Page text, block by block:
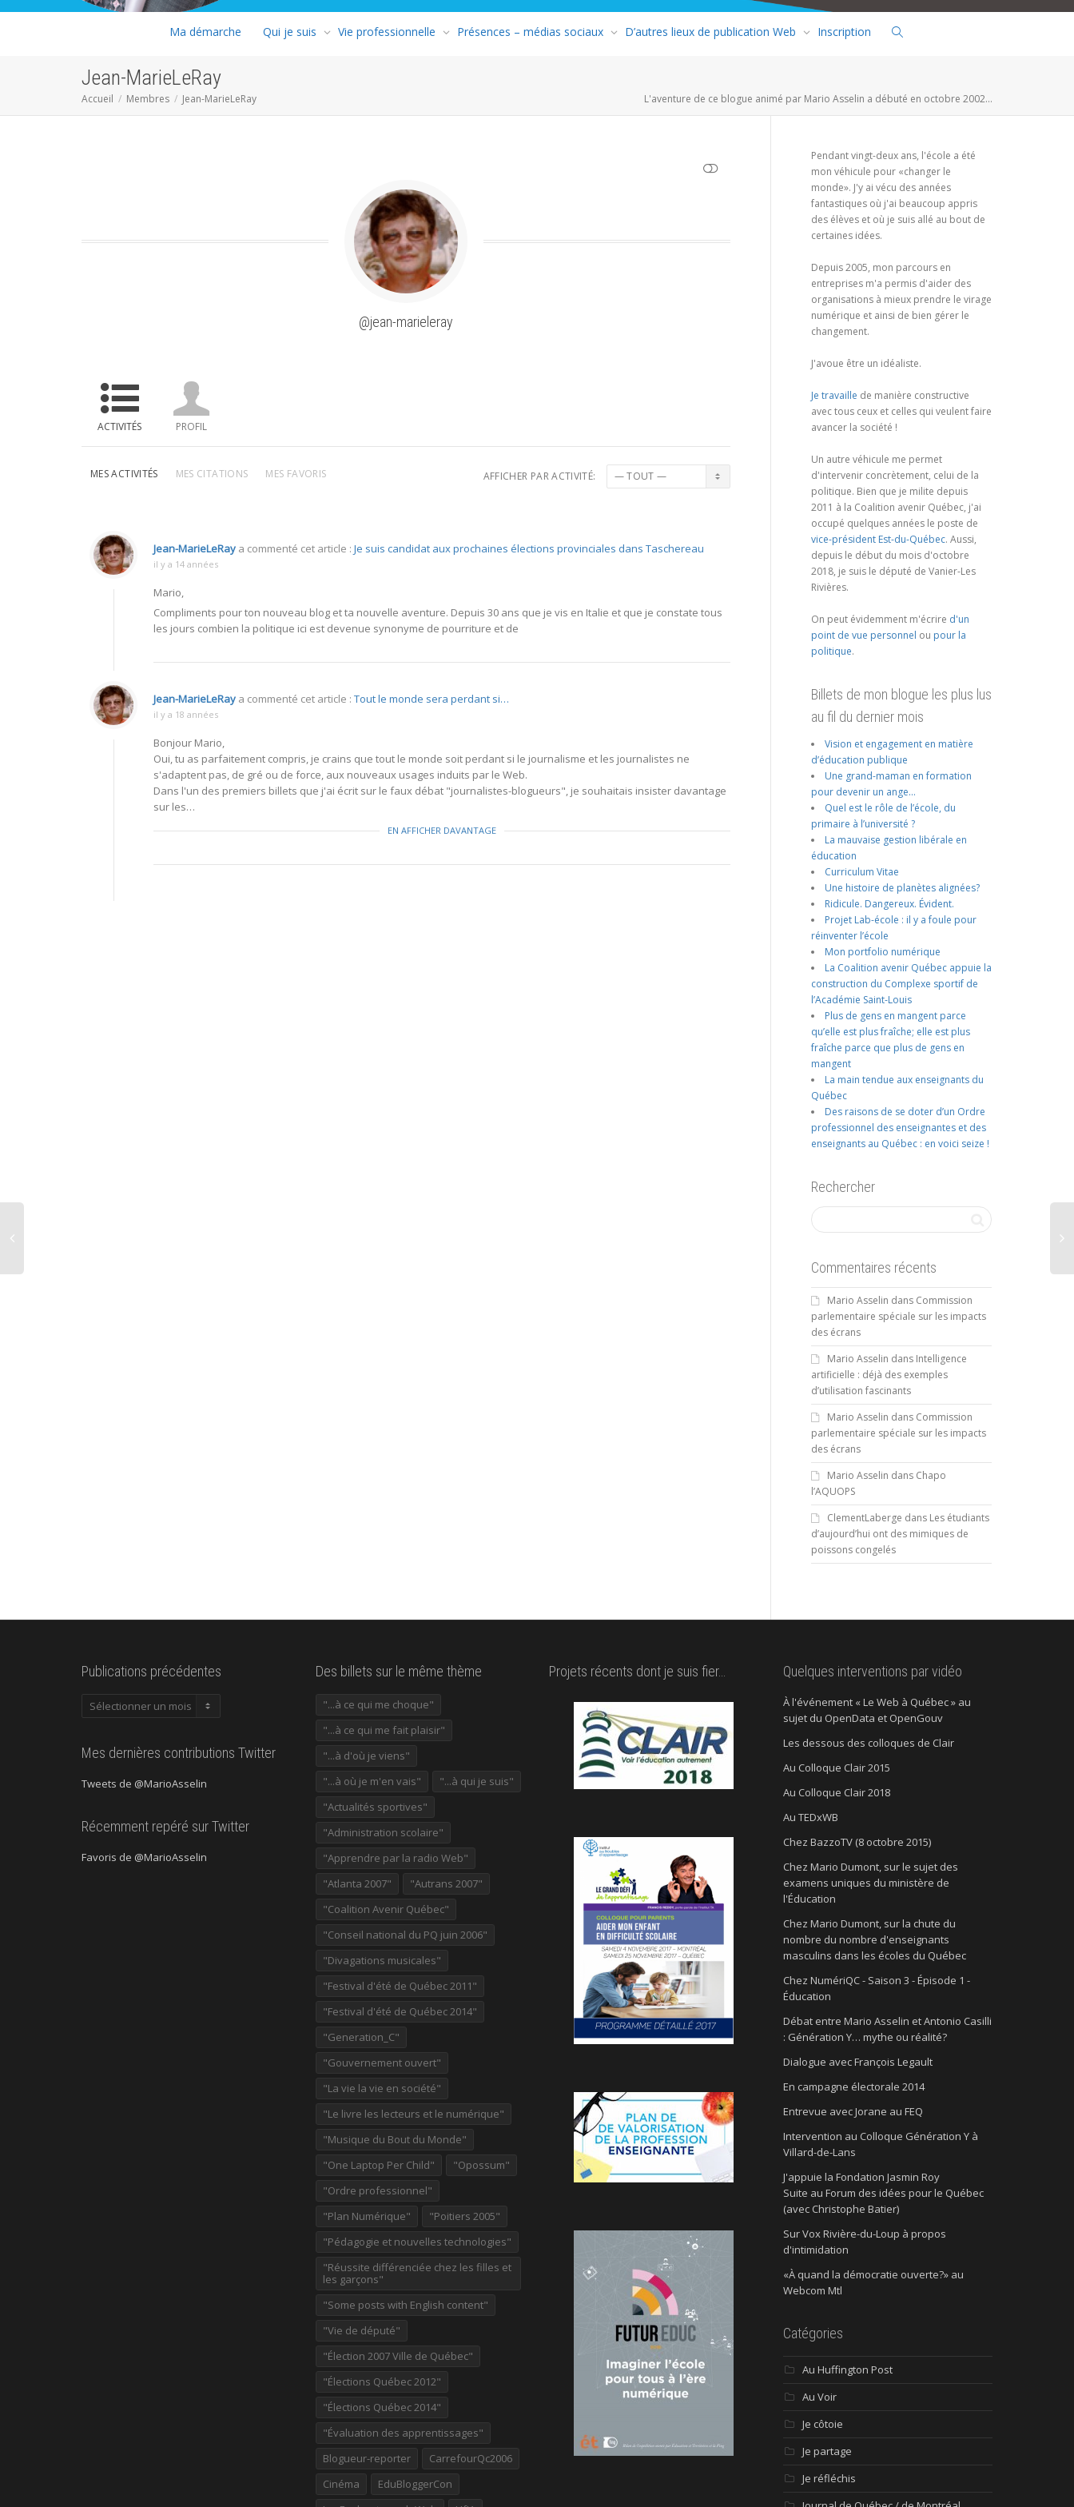
Ma démarche Qui je suis Vie professionnelle Présences – médias sociaux D’autres lieux de publication Web Inscription
Jean-MarieLeRay
Accueil Membres Jean-MarieLeRay L'aventure de ce blogue animé par Mario Asselin a débuté en octobre 2002...
@jean-marieleray
ACTIVITÉS PROFIL
MES ACTIVITÉS MES CITATIONS MES FAVORIS AFFICHER PAR ACTIVITÉ:
Jean-MarieLeRay a commenté cet article : Je suis candidat aux prochaines élections provinciales dans Taschereau
il y a 14 années
Mario,
Compliments pour ton nouveau blog et ta nouvelle aventure. Depuis 30 ans que je vis en Italie et que je constate tous
les jours combien la politique ici est devenue synonyme de pourriture et de
Jean-MarieLeRay a commenté cet article : Tout le monde sera perdant si…
il y a 18 années
Bonjour Mario,
Oui, tu as parfaitement compris, je crains que tout le monde soit perdant si le journalisme et les journalistes ne
s'adaptent pas, de gré ou de force, aux nouveaux usages induits par le Web.
Dans l'un des premiers billets que j'ai écrit sur le faux débat "journalistes-blogueurs", je souhaitais insister davantage
sur les…
EN AFFICHER DAVANTAGE
Pendant vingt-deux ans, l'école a été
mon véhicule pour «changer le
monde». J'y ai vécu des années
fantastiques où j'ai beaucoup appris
des élèves et où je suis allé au bout de
certaines idées.
Depuis 2005, mon parcours en
entreprises m'a permis d'aider des
organisations à mieux prendre le virage
numérique et ainsi de bien gérer le
changement.
J'avoue être un idéaliste.
Je travaille de manière constructive
avec tous ceux et celles qui veulent faire
avancer la société !
Un autre véhicule me permet
d'intervenir concrètement, celui de la
politique. Bien que je milite depuis
2011 à la Coalition avenir Québec, j'ai
occupé quelques années le poste de
vice-président Est-du-Québec. Aussi,
depuis le début du mois d'octobre
2018, je suis le député de Vanier-Les
Rivières.
On peut évidemment m'écrire d'un
point de vue personnel ou pour la
politique.
Billets de mon blogue les plus lus
au fil du dernier mois
Vision et engagement en matière
d’éducation publique
Une grand-maman en formation
pour devenir un ange…
Quel est le rôle de l’école, du
primaire à l’université ?
La mauvaise gestion libérale en
éducation
Curriculum Vitae
Une histoire de planètes alignées?
Ridicule. Dangereux. Évident.
Projet Lab-école : il y a foule pour
réinventer l’école
Mon portfolio numérique
La Coalition avenir Québec appuie la
construction du Complexe sportif de
l’Académie Saint-Louis
Plus de gens en mangent parce
qu’elle est plus fraîche; elle est plus
fraîche parce que plus de gens en
mangent
La main tendue aux enseignants du
Québec
Des raisons de se doter d’un Ordre
professionnel des enseignantes et des
enseignants au Québec : en voici seize !
Rechercher
Commentaires récents
Mario Asselin dans Commission
parlementaire spéciale sur les impacts
des écrans
Mario Asselin dans Intelligence
artificielle : déjà des exemples
d’utilisation fascinants
Mario Asselin dans Commission
parlementaire spéciale sur les impacts
des écrans
Mario Asselin dans Chapo
l’AQUOPS
ClementLaberge dans Les étudiants
d’aujourd’hui ont des mimiques de
poissons congelés
Publications précédentes
Publications
Mes dernières contributions Twitter
Tweets de @MarioAsselin
Récemment repéré sur Twitter
Favoris de @MarioAsselin
Des billets sur le même thème
"...à ce qui me choque"
"...à ce qui me fait plaisir"
"...à d'où je viens"
"...à où je m'en vais"
"...à qui je suis"
"Actualités sportives"
"Administration scolaire"
"Apprendre par la radio Web"
"Atlanta 2007"
"Autrans 2007"
"Coalition Avenir Québec"
"Conseil national du PQ juin 2006"
"Divagations musicales"
"Festival d'été de Québec 2011"
"Festival d'été de Québec 2014"
"Generation_C"
"Gouvernement ouvert"
"La vie la vie en société"
"Le livre les lecteurs et le numérique"
"Musique du Bout du Monde"
"One Laptop Per Child"
"Opossum"
"Ordre professionnel"
"Plan Numérique"
"Poitiers 2005"
"Pédagogie et nouvelles technologies"
"Réussite différenciée chez les filles et
les garçons"
"Some posts with English content"
"Vie de député"
"Élection 2007 Ville de Québec"
"Élections Québec 2012"
"Élections Québec 2014"
"Évaluation des apprentissages"
Blogueur-reporter
CarrefourQc2006
Cinéma
EduBloggerCon
Projets récents dont je suis fier… Quelques interventions par vidéo
À l'événement « Le Web à Québec » au
sujet du OpenData et OpenGouv
Les dessous des colloques de Clair
Au Colloque Clair 2015
Au Colloque Clair 2018
Au TEDxWB
Chez BazzoTV (8 octobre 2015)
Chez Mario Dumont, sur le sujet des
examens uniques du ministère de
l'Éducation
Chez Mario Dumont, sur la chute du
nombre du nombre d'enseignants
masculins dans les écoles du Québec
Chez NumériQC - Saison 3 - Épisode 1 -
Éducation
Débat entre Mario Asselin et Antonio Casilli
: Génération Y… mythe ou réalité?
Dialogue avec François Legault
En campagne électorale 2014
Entrevue avec Jorane au FEQ
Intervention au Colloque Génération Y à
Villard-de-Lans
J'appuie la Fondation Jasmin Roy
Suite au Forum des idées pour le Québec
(avec Christophe Batier)
Sur Vox Rivière-du-Loup à propos
d'intimidation
«À quand la démocratie ouverte?» au
Webcom Mtl
Catégories
Au Huffington Post
Au Voir
Je côtoie
Je partage
Je réfléchis